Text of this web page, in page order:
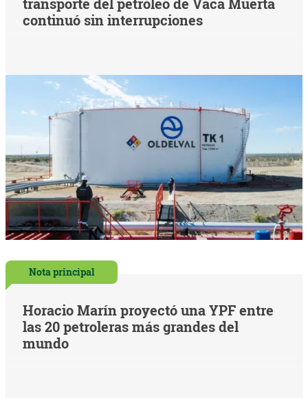
transporte del petróleo de Vaca Muerta
continuó sin interrupciones
Nota principal
Horacio Marín proyectó una YPF entre
las 20 petroleras más grandes del
mundo